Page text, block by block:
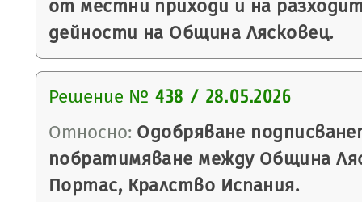
от местни приходи и на
дейности на Община Лясковец.
Решение № 438 / 28.05.2026
Относно: Одобряване
побратимяване между Община
Портас, Кралство Испания.